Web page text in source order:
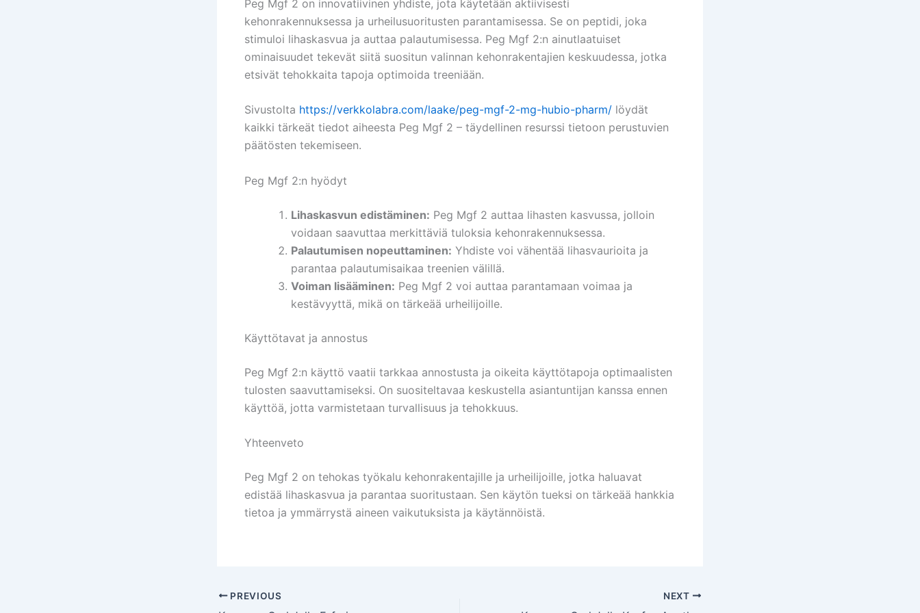
Peg Mgf 2 on innovatiivinen yhdiste, jota käytetään aktiivisesti
kehonrakennuksessa ja urheilusuoritusten parantamisessa. Se on peptidi, joka
stimuloi lihaskasvua ja auttaa palautumisessa. Peg Mgf 2:n ainutlaatuiset
ominaisuudet tekevät siitä suositun valinnan kehonrakentajien keskuudessa, jotka
etsivät tehokkaita tapoja optimoida treeniään.
Sivustolta https://verkkolabra.com/laake/peg-mgf-2-mg-hubio-pharm/ löydät
kaikki tärkeät tiedot aiheesta Peg Mgf 2 – täydellinen resurssi tietoon perustuvien
päätösten tekemiseen.
Peg Mgf 2:n hyödyt
Lihaskasvun edistäminen: Peg Mgf 2 auttaa lihasten kasvussa, jolloin
voidaan saavuttaa merkittäviä tuloksia kehonrakennuksessa.
Palautumisen nopeuttaminen: Yhdiste voi vähentää lihasvaurioita ja
parantaa palautumisaikaa treenien välillä.
Voiman lisääminen: Peg Mgf 2 voi auttaa parantamaan voimaa ja
kestävyyttä, mikä on tärkeää urheilijoille.
Käyttötavat ja annostus
Peg Mgf 2:n käyttö vaatii tarkkaa annostusta ja oikeita käyttötapoja optimaalisten
tulosten saavuttamiseksi. On suositeltavaa keskustella asiantuntijan kanssa ennen
käyttöä, jotta varmistetaan turvallisuus ja tehokkuus.
Yhteenveto
Peg Mgf 2 on tehokas työkalu kehonrakentajille ja urheilijoille, jotka haluavat
edistää lihaskasvua ja parantaa suoritustaan. Sen käytön tueksi on tärkeää hankkia
tietoa ja ymmärrystä aineen vaikutuksista ja käytännöistä.
PREVIOUS NEXT